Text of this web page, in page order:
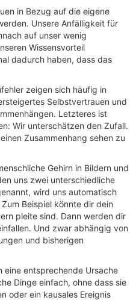
in Bezug auf die eigene
Unsere Anfälligkeit für
auf unser wenig
Wissensvorteil
dadurch haben, dass das
zeigen sich häufig in
Selbstvertrauen und
Letzteres ist
Wir unterschätzen den Zufall.
Zusammenhang sehen zu
Gehirn in Bildern und
uns zwei unterschiedliche
wird uns automatisch
Beispiel könnte dir dein
pleite sind. Dann werden dir
Und zwar abhängig von
und bisherigen
eine entsprechende Ursache
Dinge einfach, ohne dass sie
oder ein kausales Ereignis